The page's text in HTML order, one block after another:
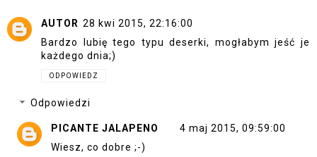
AUTOR 28 kwi 2015, 22:16:00
Bardzo lubię tego typu deserki, mogłabym jeść je
każdego dnia;)
ODPOWIEDZ
Odpowiedzi
PICANTE JALAPENO
4 maj 2015, 09:59:00
Wiesz, co dobre ;-)